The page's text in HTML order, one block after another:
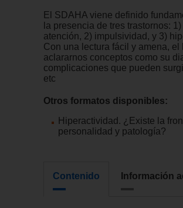
El SDAHA viene definido
la presencia de tres trastornos:
atención, 2) impulsividad, y 3)
Con una lectura fácil y amena, el
aclararnos conceptos como su
complicaciones que pueden
etc
Otros formatos disponibles:
Hiperactividad. ¿Existe la
personalidad y patología?
Contenido Información